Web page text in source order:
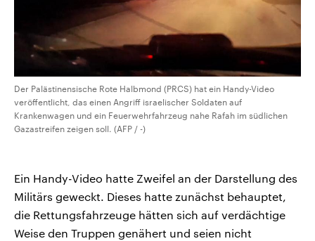
Der Palästinensische Rote Halbmond (PRCS) hat ein Handy-Video
veröffentlicht, das einen Angriff israelischer Soldaten auf
Krankenwagen und ein Feuerwehrfahrzeug nahe Rafah im südlichen
Gazastreifen zeigen soll. (AFP / -)
Ein Handy-Video hatte Zweifel an der Darstellung des
Militärs geweckt. Dieses hatte zunächst behauptet,
die Rettungsfahrzeuge hätten sich auf verdächtige
Weise den Truppen genähert und seien nicht